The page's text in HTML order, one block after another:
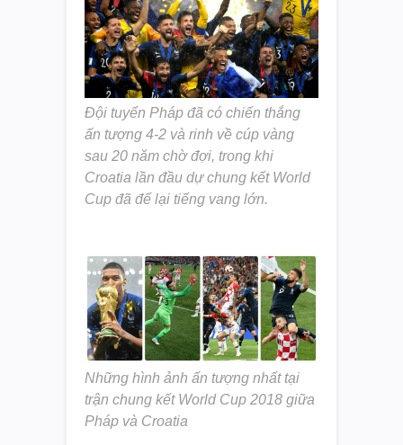
Đội tuyển Pháp đã có chiến thắng
ấn tượng 4-2 và rinh về cúp vàng
sau 20 năm chờ đợi, trong khi
Croatia lần đầu dự chung kết World
Cup đã để lại tiếng vang lớn.
Những hình ảnh ấn tượng nhất tại
trận chung kết World Cup 2018 giữa
Pháp và Croatia